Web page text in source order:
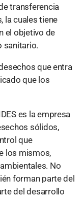
transferencia
la cuales tiene
el objetivo de
sanitario.
que entra
que los
es la empresa
sólidos,
que
los mismos,
No
forman parte del
del desarrollo